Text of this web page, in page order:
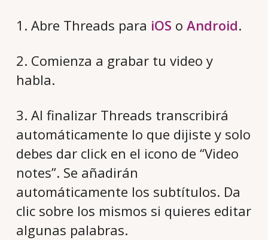
1. Abre Threads para iOS o Android.
2. Comienza a grabar tu video y
habla.
3. Al finalizar Threads transcribirá
automáticamente lo que dijiste y solo
debes dar click en el icono de “Video
notes”. Se añadirán
automáticamente los subtítulos. Da
clic sobre los mismos si quieres editar
algunas palabras.